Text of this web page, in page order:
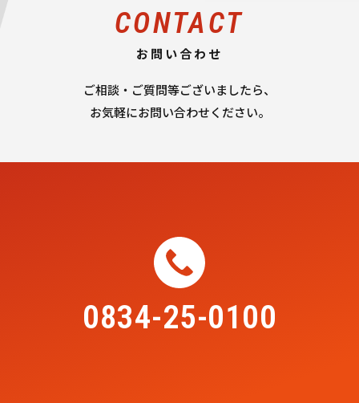
CONTACT
お問い合わせ
ご相談・ご質問等ございましたら、
お気軽にお問い合わせください。
0834-25-0100